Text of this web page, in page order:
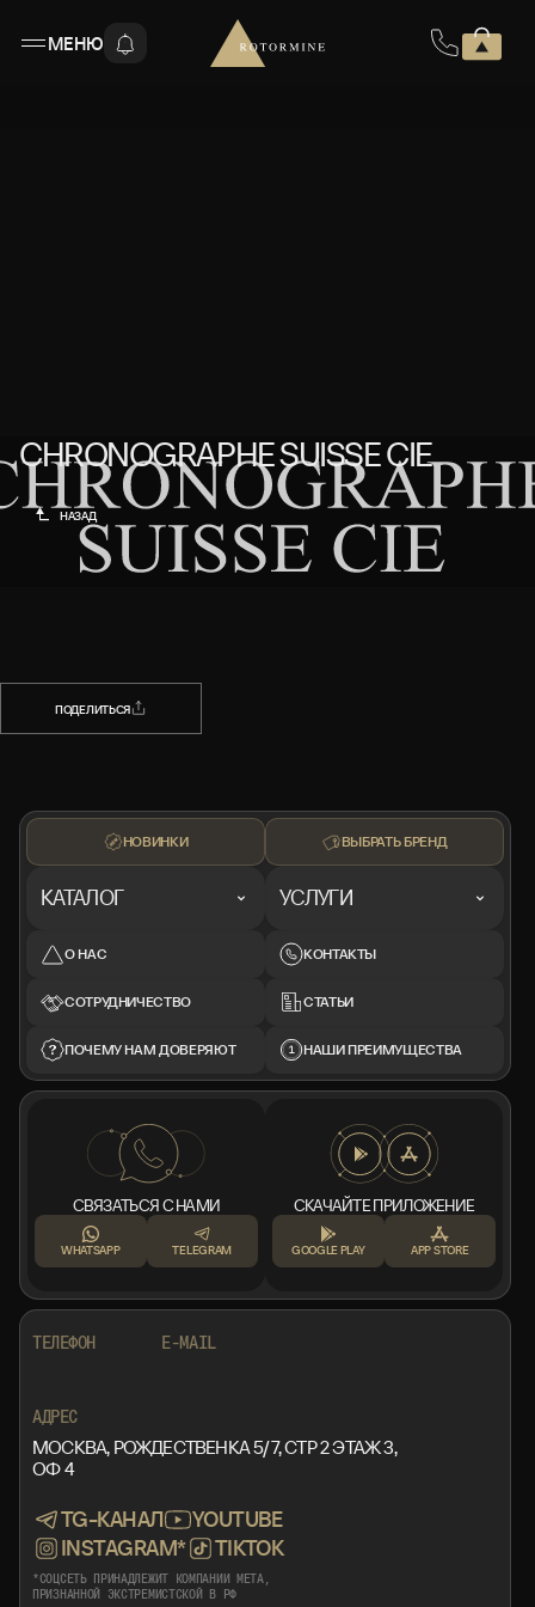
МЕНЮ
НАЗАД
НАЗАД
CHRONOGRAPHE SUISSE CIE
ПОДЕЛИТЬСЯ
НОВИНКИ
КАТАЛОГ
О НАС
СОТРУДНИЧЕСТВО
ПОЧЕМУ НАМ ДОВЕРЯЮТ
ВЫБРАТЬ БРЕНД
УСЛУГИ
КОНТАКТЫ
СТАТЬИ
НАШИ ПРЕИМУЩЕСТВА
СВЯЗАТЬСЯ С НАМИ
WHATSAPP TELEGRAM
СКАЧАЙТЕ ПРИЛОЖЕНИЕ
GOOGLE PLAY APP STORE
ТЕЛЕФОН E-MAIL
АДРЕС
МОСКВА, РОЖДЕСТВЕНКА 5/7, СТР 2 ЭТАЖ 3,
ОФ 4
TG-КАНАЛ
YOUTUBE
INSTAGRAM*
TIKTOK
*СОЦСЕТЬ ПРИНАДЛЕЖИТ КОМПАНИИ META,
ПРИЗНАННОЙ ЭКСТРЕМИСТСКОЙ В РФ